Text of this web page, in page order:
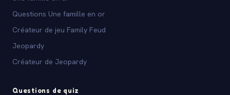
Questions Une famille en or
Créateur de jeu Family Feud
Jeopardy
Créateur de Jeopardy
Questions de quiz